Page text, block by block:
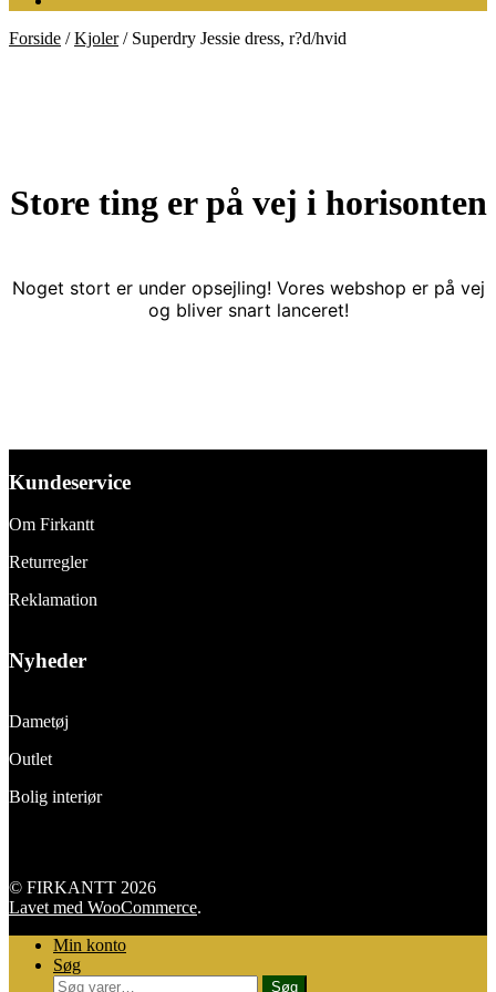
Forside /Kjoler/ Superdry Jessie dress, r?d/hvid
Store ting er på vej i horisonten
Noget stort er under opsejling! Vores webshop er på vej
og bliver snart lanceret!
Kundeservice
Om Firkantt
Returregler
Reklamation
Nyheder
Dametøj
Outlet
Bolig interiør
© FIRKANTT 2026
Lavet med WooCommerce.
Min konto
Søg
Søg
Søg